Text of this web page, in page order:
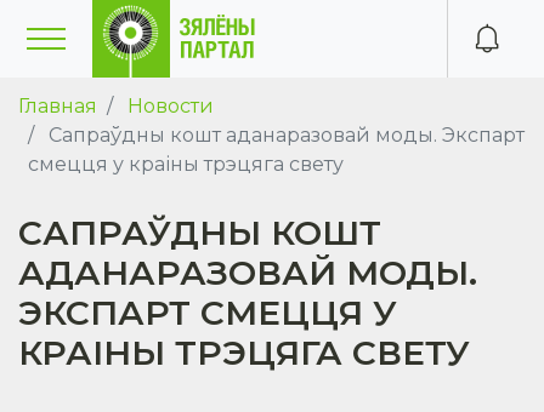
Главная
Новости
Сапраўдны кошт аданаразовай моды. Экспарт
смецця у краіны трэцяга свету
САПРАЎДНЫ КОШТ
АДАНАРАЗОВАЙ МОДЫ.
ЭКСПАРТ СМЕЦЦЯ У
КРАІНЫ ТРЭЦЯГА СВЕТУ